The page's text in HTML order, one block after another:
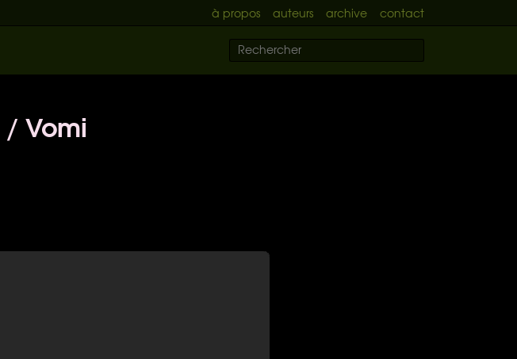
à propos auteurs archive contact
/ Vomi